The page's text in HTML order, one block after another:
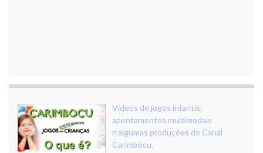
Vídeos de jogos infantis:
apontamentos multimodais
n’algumas produções do Canal
Carimbócu.